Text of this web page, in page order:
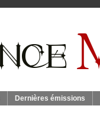
Dernières émissions